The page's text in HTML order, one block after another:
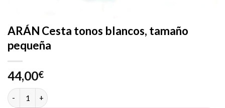
ARÁN Cesta tonos blancos, tamaño
pequeña
44,00€
ARÁN Cesta tonos blancos, tamaño pequeña cantidad